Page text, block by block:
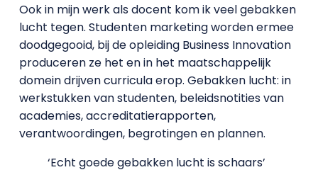
Ook in mijn werk als docent kom ik veel gebakken
lucht tegen. Studenten marketing worden ermee
doodgegooid, bij de opleiding Business Innovation
produceren ze het en in het maatschappelijk
domein drijven curricula erop. Gebakken lucht: in
werkstukken van studenten, beleidsnotities van
academies, accreditatierapporten,
verantwoordingen, begrotingen en plannen.
‘Echt goede gebakken lucht is schaars’